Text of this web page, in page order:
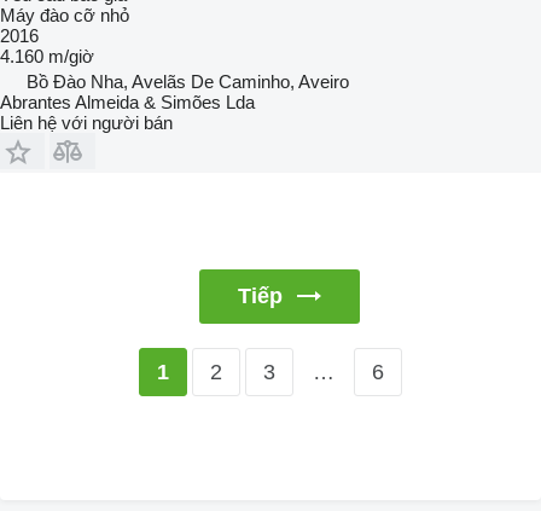
Máy đào cỡ nhỏ
2016
4.160 m/giờ
Bồ Đào Nha, Avelãs De Caminho, Aveiro
Abrantes Almeida & Simões Lda
Liên hệ với người bán
Tiếp
1 2 3 … 6